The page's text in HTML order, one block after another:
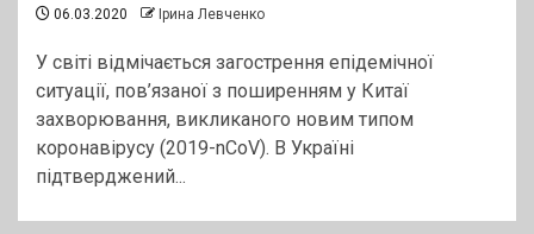
06.03.2020 Ірина Левченко
У світі відмічається загострення епідемічної
ситуації, пов’язаної з поширенням у Китаї
захворювання, викликаного новим типом
коронавірусу (2019-nCoV). В Україні
підтверджений...